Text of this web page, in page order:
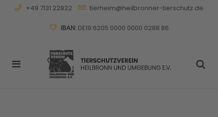
+49 7131 22822 tierheim@heilbronner-tierschutz.de
IBAN:DE19 6205 0000 0000 0288 86